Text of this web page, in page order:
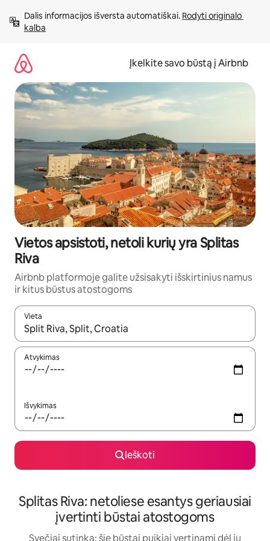
prie
turinio
Dalis informacijos išversta automatiškai. Rodyti originalo
kalba
Įkelkite savo būstą į Airbnb
Vietos apsistoti, netoli kurių yra Splitas
Riva
Airbnb platformoje galite užsisakyti išskirtinius namus
ir kitus būstus atostogoms
Vieta
Kai pasirodys paieškos rezultatai, juos naršyti galite
Atvykimas
Išvykimas
Ieškoti
Splitas Riva: netoliese esantys geriausiai
įvertinti būstai atostogoms
Svečiai sutinka: šie būstai puikiai vertinami dėl jų